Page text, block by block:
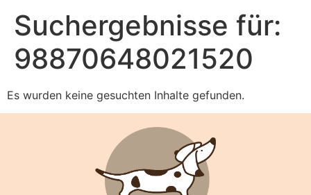
Suchergebnisse für:
98870648021520
Es wurden keine gesuchten Inhalte gefunden.